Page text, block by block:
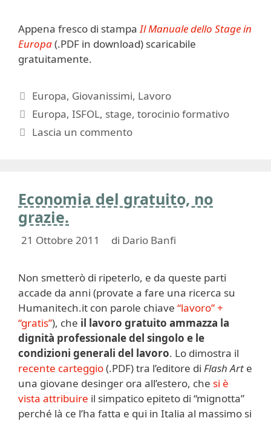
Appena fresco di stampaIl Manuale dello Stage in
Europa(.PDF in download) scaricabile
gratuitamente.
Categorie
Europa, Giovanissimi, Lavoro
Tag
Europa,ISFOL, stage,torocinio formativo
Lascia un commento
Economia del gratuito, no
grazie.
21 Ottobre 2011 di Dario Banfi
Non smetterò di ripeterlo, e da queste parti
accade da anni (provate a fare una ricerca su
Humanitech.it con parole chiave “lavoro” +
“gratis”), che il lavoro gratuito ammazza la
dignità professionale del singolo e le
condizioni generali del lavoro. Lo dimostra il
recente carteggio(.PDF) tra l’editore di Flash Art e
una giovane desinger ora all’estero, che si è
vista attribuire il simpatico epiteto di “mignotta”
perché là ce l’ha fatta e qui in Italia al massimo si